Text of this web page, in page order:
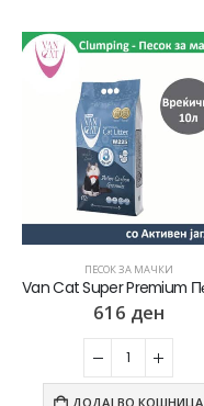
ПЕСОК ЗА МАЧКИ
616 ден